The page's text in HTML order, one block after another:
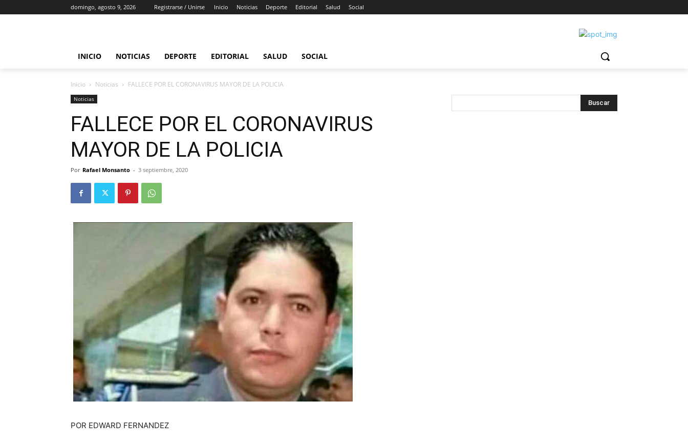
domingo, agosto 9, 2026 Registrarse / Unirse Inicio Noticias Deporte Editorial Salud Social
INICIO NOTICIAS DEPORTE EDITORIAL SALUD SOCIAL
Inicio Noticias FALLECE POR EL CORONAVIRUS MAYOR DE LA POLICIA
Noticias
FALLECE POR EL CORONAVIRUS
MAYOR DE LA POLICIA
Por Rafael Monsanto - 3 septiembre, 2020
POR EDWARD FERNANDEZ